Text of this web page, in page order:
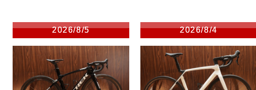
2026/8/5 2026/8/4